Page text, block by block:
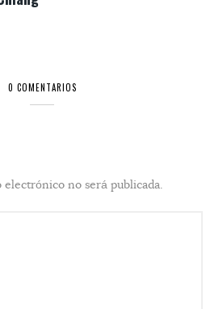
0 COMENTARIOS
no será publicada.